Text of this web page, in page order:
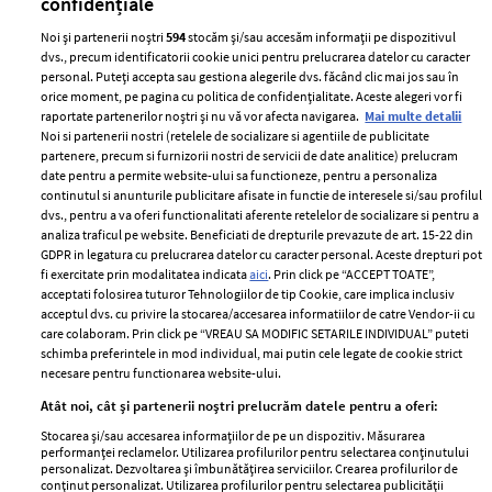
ELLE Style Awards
2024
Despre ELLE
Romania
Contact
Abonamente
Termeni si conditii
Politica de
confidențialitate
Politica de cookies
Publicitate
GSP
Unica
femei
Viva
Avantaje
Noi și partenerii noștri594stocăm și/sau accesăm informații pe dispozitivul
dvs., precum identificatorii cookie unici pentru prelucrarea datelor cu caracter
personal. Puteți accepta sau gestiona alegerile dvs. făcând clic mai jos sau în
orice moment, pe pagina cu politica de confidențialitate. Aceste alegeri vor fi
raportate partenerilor noștri și nu vă vor afecta navigarea. Mai multe detalii
Noi si partenerii nostri (retelele de socializare si agentiile de publicitate
partenere, precum si furnizorii nostri de servicii de date analitice) prelucram
date pentru a permite website-ului sa functioneze, pentru a personaliza
continutul si anunturile publicitare afisate in functie de interesele si/sau profilul
dvs., pentru a va oferi functionalitati aferente retelelor de socializare si pentru a
analiza traficul pe website. Beneficiati de drepturile prevazute de art. 15-22 din
GDPR in legatura cu prelucrarea datelor cu caracter personal. Aceste drepturi pot
fi exercitate prin modalitatea indicataaici. Prin click pe “ACCEPT TOATE”,
acceptati folosirea tuturor Tehnologiilor de tip Cookie, care implica inclusiv
acceptul dvs. cu privire la stocarea/accesarea informatiilor de catre Vendor-ii cu
care colaboram. Prin click pe “VREAU SA MODIFIC SETARILE INDIVIDUAL” puteti
schimba preferintele in mod individual, mai putin cele legate de cookie strict
necesare pentru functionarea website-ului.
Atât noi, cât și partenerii noștri prelucrăm datele pentru a oferi:
Stocarea și/sau accesarea informațiilor de pe un dispozitiv. Măsurarea
performanței reclamelor. Utilizarea profilurilor pentru selectarea conținutului
personalizat. Dezvoltarea și îmbunătățirea serviciilor. Crearea profilurilor de
conținut personalizat. Utilizarea profilurilor pentru selectarea publicității